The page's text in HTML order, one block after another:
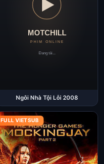
Ngôi Nhà Tội Lỗi 2008
FULL VIETSUB